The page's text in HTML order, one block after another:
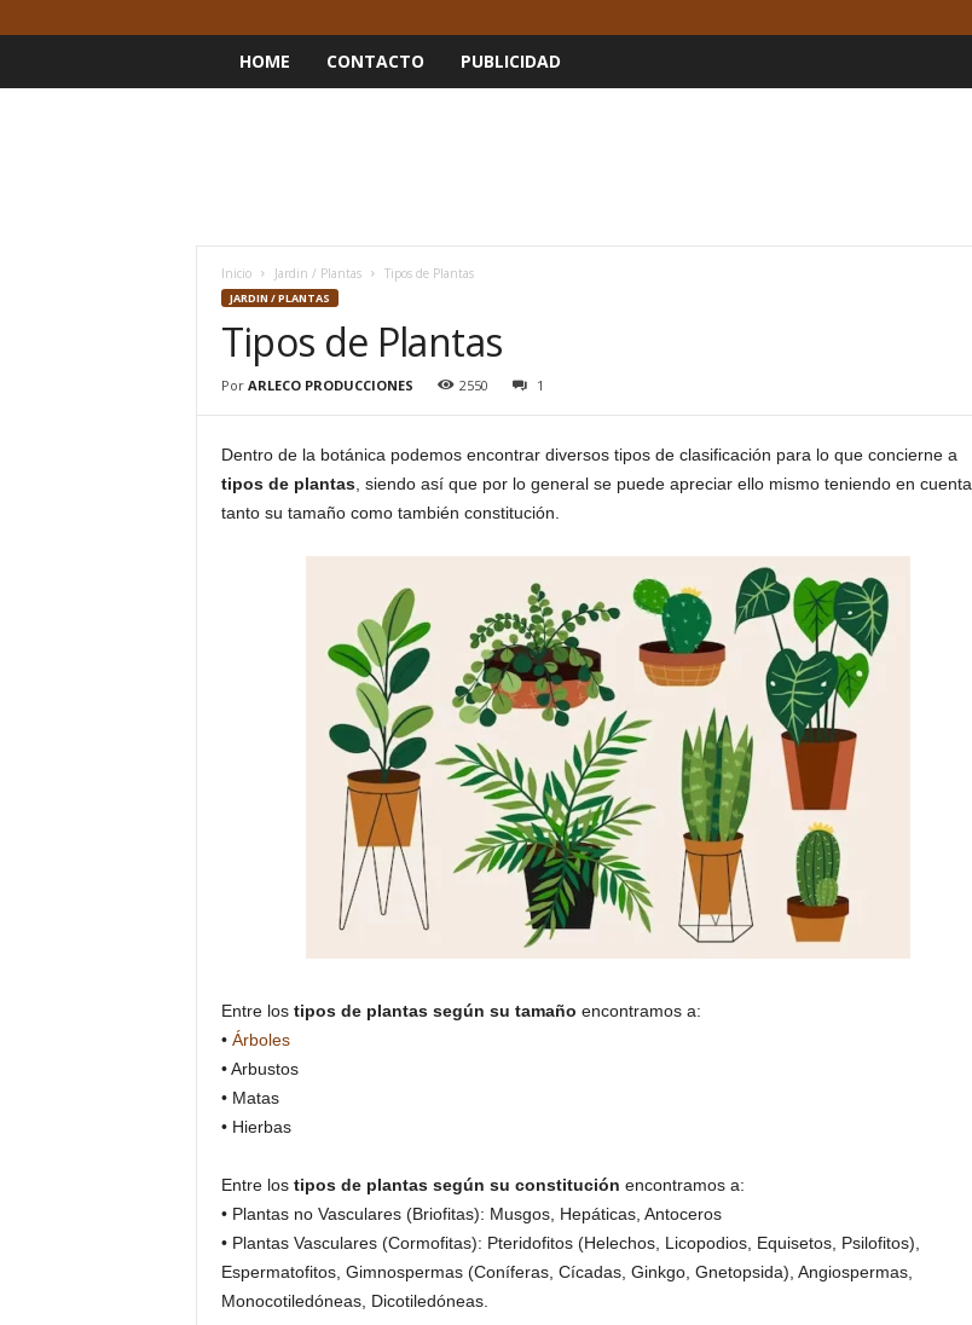
HOME CONTACTO PUBLICIDAD
Inicio Jardin / Plantas Tipos de Plantas
JARDIN / PLANTAS
Tipos de Plantas
Por ARLECO PRODUCCIONES 2550 1
Dentro de la botánica podemos encontrar diversos tipos de clasificación para lo que concierne a
tipos de plantas, siendo así que por lo general se puede apreciar ello mismo teniendo en cuenta
tanto su tamaño como también constitución.
Entre los tipos de plantas según su tamaño encontramos a:
• Árboles
• Arbustos
• Matas
• Hierbas
Entre los tipos de plantas según su constitución encontramos a:
• Plantas no Vasculares (Briofitas): Musgos, Hepáticas, Antoceros
• Plantas Vasculares (Cormofitas): Pteridofitos (Helechos, Licopodios, Equisetos, Psilofitos),
Espermatofitos, Gimnospermas (Coníferas, Cícadas, Ginkgo, Gnetopsida), Angiospermas,
Monocotiledóneas, Dicotiledóneas.